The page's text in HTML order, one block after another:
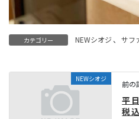
カテゴリー NEWシオジ 、 サフ
NEWシオジ
前の
平
税